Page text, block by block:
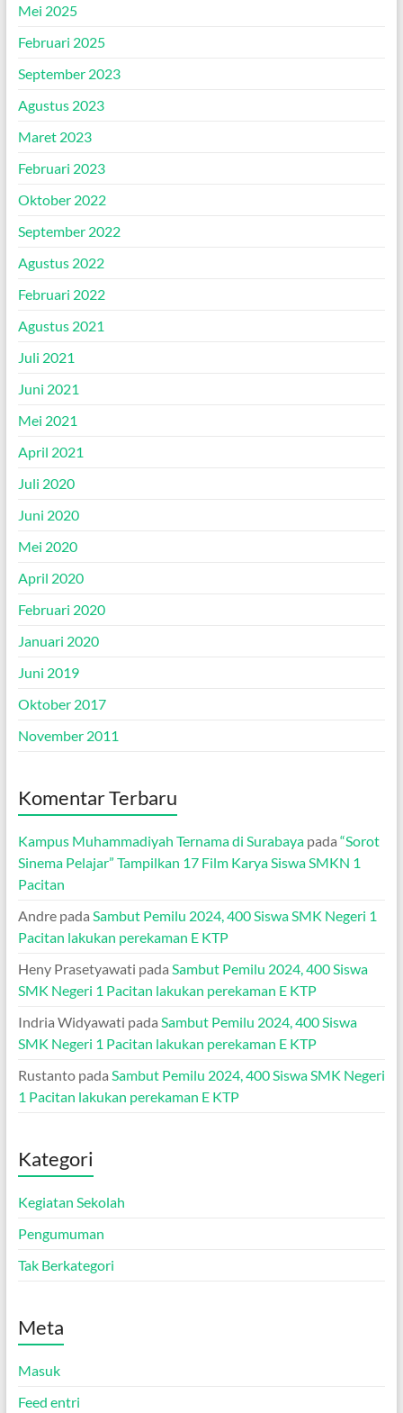
Mei 2025
Februari 2025
September 2023
Agustus 2023
Maret 2023
Februari 2023
Oktober 2022
September 2022
Agustus 2022
Februari 2022
Agustus 2021
Juli 2021
Juni 2021
Mei 2021
April 2021
Juli 2020
Juni 2020
Mei 2020
April 2020
Februari 2020
Januari 2020
Juni 2019
Oktober 2017
November 2011
Komentar Terbaru
Kampus Muhammadiyah Ternama di Surabayapada “Sorot
Sinema Pelajar” Tampilkan 17 Film Karya Siswa SMKN 1
Pacitan
Andrepada Sambut Pemilu 2024, 400 Siswa SMK Negeri 1
Pacitan lakukan perekaman E KTP
Heny Prasetyawati pada Sambut Pemilu 2024, 400 Siswa
SMK Negeri 1 Pacitan lakukan perekaman E KTP
Indria Widyawati pada Sambut Pemilu 2024, 400 Siswa
SMK Negeri 1 Pacitan lakukan perekaman E KTP
Rustantopada Sambut Pemilu 2024, 400 Siswa SMK Negeri
1 Pacitan lakukan perekaman E KTP
Kategori
Kegiatan Sekolah
Pengumuman
Tak Berkategori
Meta
Masuk
Feed entri